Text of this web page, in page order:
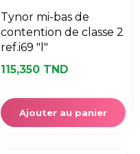
tynor mi-bas de
contention de classe 2
ref.i69 "l"
115,350 TND
Ajouter au panier